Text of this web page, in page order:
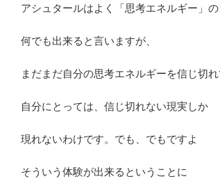
アシュタールはよく「思考エネルギー」
何でも出来ると言いますが、
まだまだ自分の思考エネルギーを信じ切
自分にとっては、信じ切れない現実しか
現れないわけです。でも、でもですよ
そういう体験が出来るということに